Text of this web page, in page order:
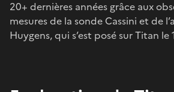
20+ dernières années grâce aux
mesures de la sonde Cassini et de
Huygens, qui s’est posé sur Titan le